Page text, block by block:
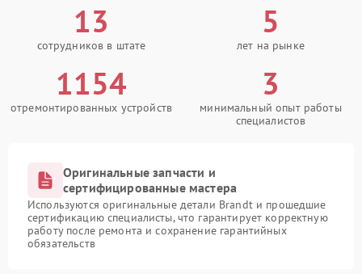
13
сотрудников в штате
5
лет на рынке
1154
отремонтированных устройств
3
минимальный опыт работы
специалистов
Оригинальные запчасти и
сертифицированные мастера
Используются оригинальные детали Brandt и прошедшие
сертификацию специалисты, что гарантирует корректную
работу после ремонта и сохранение гарантийных
обязательств